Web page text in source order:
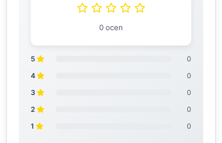
0 ocen
5
0
4
0
3
0
2
0
1
0